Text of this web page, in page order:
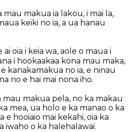
mau makua ia lakou, i mai la,
keiki no ia, a ua hanau
ai oia i keia wa, aole o maua i
i hookaakaa kona mau maka,
kanakamakua no ia, e ninau
no e hai mai nona iho.
mau makua pela, no ka makau
mea, ua holo e ka manao o ka
e hooiaio mai kekahi, oia ka
iwaho o ka halehalawai.